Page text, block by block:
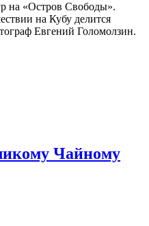
на «Остров Свободы».
на Кубу делится
Евгений Голомолзин.
Чайному